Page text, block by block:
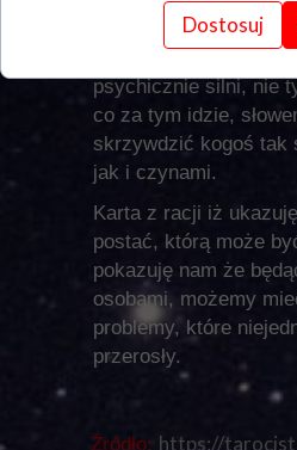
Źródło: https://
jak i umysłowej. Karta
psychicznie silni, nie
co za tym idzie,
skrzywdzić kogoś tak
jak i czynami.
Karta z racji iż
postać, którą może
pokazuję nam że
osobami, możemy
problemy, które
przerosły.
Dostosuj